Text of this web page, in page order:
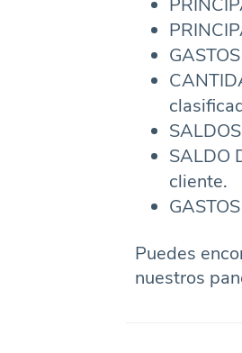
SALDO
cliente.
Puedes
nuestros